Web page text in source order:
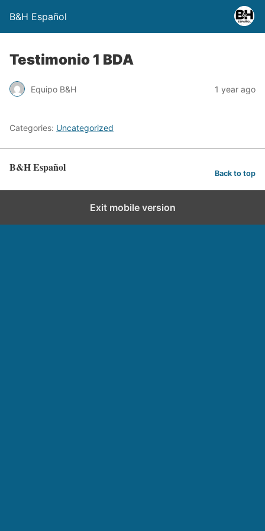
B&H Español
Testimonio 1 BDA
Equipo B&H 1 year ago
Categories: Uncategorized
B&H Español Back to top
Exit mobile version